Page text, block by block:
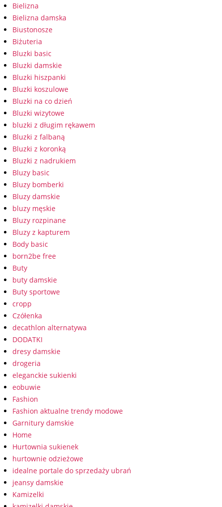
Bielizna
Bielizna damska
Biustonosze
Biżuteria
Bluzki basic
Bluzki damskie
Bluzki hiszpanki
Bluzki koszulowe
Bluzki na co dzień
Bluzki wizytowe
bluzki z długim rękawem
Bluzki z falbaną
Bluzki z koronką
Bluzki z nadrukiem
Bluzy basic
Bluzy bomberki
Bluzy damskie
bluzy męskie
Bluzy rozpinane
Bluzy z kapturem
Body basic
born2be free
Buty
buty damskie
Buty sportowe
cropp
Czółenka
decathlon alternatywa
DODATKI
dresy damskie
drogeria
eleganckie sukienki
eobuwie
Fashion
Fashion aktualne trendy modowe
Garnitury damskie
Home
Hurtownia sukienek
hurtownie odzieżowe
idealne portale do sprzedaży ubrań
jeansy damskie
Kamizelki